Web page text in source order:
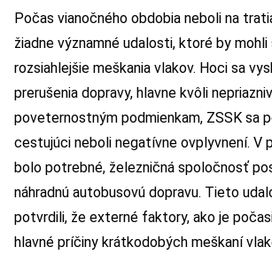
Počas vianočného obdobia neboli na
žiadne významné udalosti, ktoré by
rozsiahlejšie meškania vlakov. Hoci sa
prerušenia dopravy, hlavne kvôli
poveternostným podmienkam, ZSSK sa
cestujúci neboli negatívne ovplyvnení. V
bolo potrebné, železničná spoločnosť
náhradnú autobusovú dopravu. Tieto
potvrdili, že externé faktory, ako je
hlavné príčiny krátkodobých meškaní